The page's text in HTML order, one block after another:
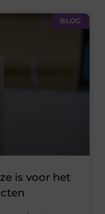
BLOG
is voor het